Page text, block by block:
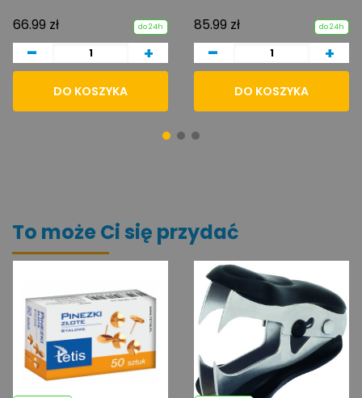
66.99 zł do 24h
- +
DO KOSZYKA
85.99 zł do 24h
- +
DO KOSZYKA
To może Ci się przydać